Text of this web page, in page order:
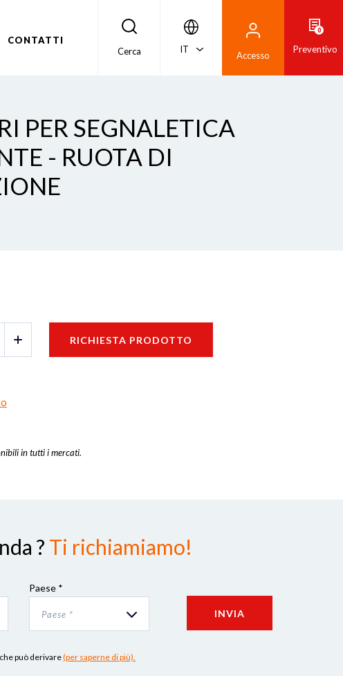
CONTATTI
Cerca
IT
Accesso
0
Preventivo
PER SEGNALETICA
- RUOTA DI
RICHIESTA PRODOTTO
in tutti i mercati.
? Ti richiamiamo!
Paese *
Paese * INVIA
può derivare(per saperne di più).